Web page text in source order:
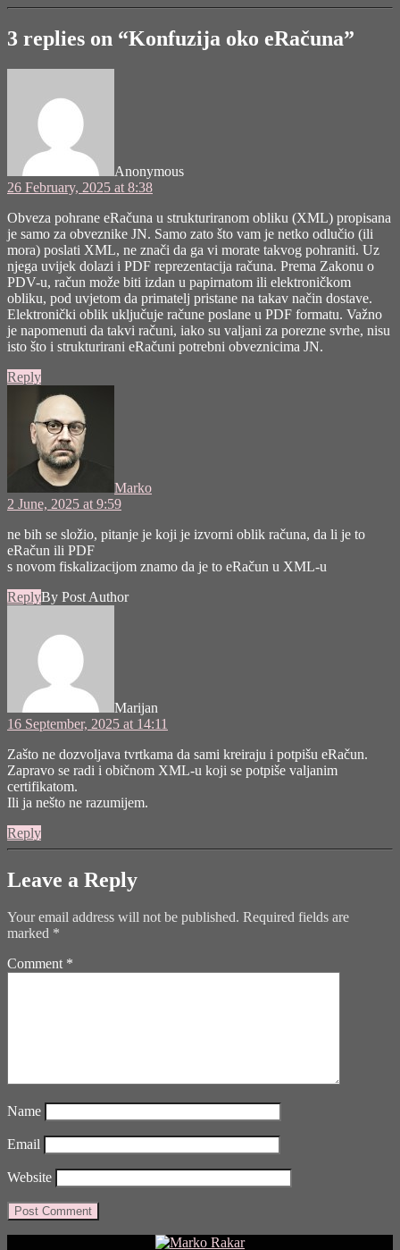
3 replies on “Konfuzija oko eRačuna”
Anonymous
26 February, 2025 at 8:38
Obveza pohrane eRačuna u strukturiranom obliku (XML) propisana
je samo za obveznike JN. Samo zato što vam je netko odlučio (ili
mora) poslati XML, ne znači da ga vi morate takvog pohraniti. Uz
njega uvijek dolazi i PDF reprezentacija računa. Prema Zakonu o
PDV-u, račun može biti izdan u papirnatom ili elektroničkom
obliku, pod uvjetom da primatelj pristane na takav način dostave.
Elektronički oblik uključuje račune poslane u PDF formatu. Važno
je napomenuti da takvi računi, iako su valjani za porezne svrhe, nisu
isto što i strukturirani eRačuni potrebni obveznicima JN.
Reply
Marko
2 June, 2025 at 9:59
ne bih se složio, pitanje je koji je izvorni oblik računa, da li je to
eRačun ili PDF
s novom fiskalizacijom znamo da je to eRačun u XML-u
ReplyBy Post Author
Marijan
16 September, 2025 at 14:11
Zašto ne dozvoljava tvrtkama da sami kreiraju i potpišu eRačun.
Zapravo se radi i običnom XML-u koji se potpiše valjanim
certifikatom.
Ili ja nešto ne razumijem.
Reply
Leave a Reply
Your email address will not be published. Required fields are
marked *
Comment *
Name
Email
Website